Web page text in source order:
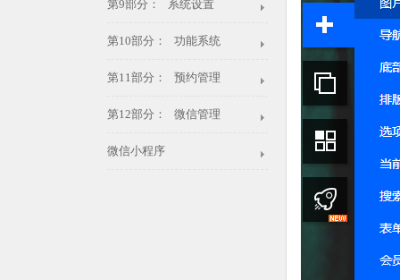
第9部分： 系统设置
第10部分： 功能系统
第11部分： 预约管理
第12部分： 微信管理
微信小程序